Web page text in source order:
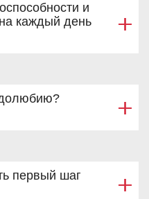
и
каждый день
первый шаг